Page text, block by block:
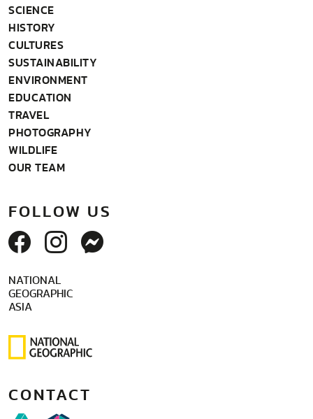
SCIENCE
HISTORY
CULTURES
SUSTAINABILITY
ENVIRONMENT
EDUCATION
TRAVEL
PHOTOGRAPHY
WILDLIFE
OUR TEAM
FOLLOW US
NATIONAL
GEOGRAPHIC
ASIA
CONTACT